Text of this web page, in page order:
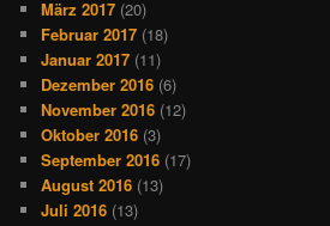
März 2017 (20)
Februar 2017 (18)
Januar 2017 (11)
Dezember 2016 (6)
November 2016 (12)
Oktober 2016 (3)
September 2016 (17)
August 2016 (13)
Juli 2016 (13)